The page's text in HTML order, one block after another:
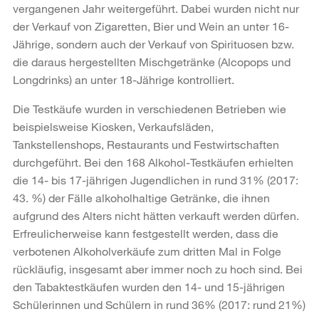
vergangenen Jahr weitergeführt. Dabei wurden nicht nur
der Verkauf von Zigaretten, Bier und Wein an unter 16-
Jährige, sondern auch der Verkauf von Spirituosen bzw.
die daraus hergestellten Mischgetränke (Alcopops und
Longdrinks) an unter 18-Jährige kontrolliert.
Die Testkäufe wurden in verschiedenen Betrieben wie
beispielsweise Kiosken, Verkaufsläden,
Tankstellenshops, Restaurants und Festwirtschaften
durchgeführt. Bei den 168 Alkohol-Testkäufen erhielten
die 14- bis 17-jährigen Jugendlichen in rund 31% (2017:
43. %) der Fälle alkoholhaltige Getränke, die ihnen
aufgrund des Alters nicht hätten verkauft werden dürfen.
Erfreulicherweise kann festgestellt werden, dass die
verbotenen Alkoholverkäufe zum dritten Mal in Folge
rückläufig, insgesamt aber immer noch zu hoch sind. Bei
den Tabaktestkäufen wurden den 14- und 15-jährigen
Schülerinnen und Schülern in rund 36% (2017: rund 21%)